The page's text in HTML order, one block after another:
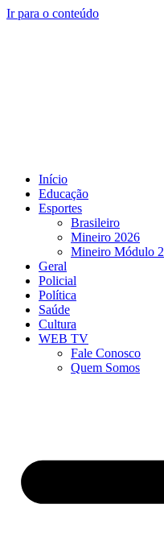
Ir para o conteúdo
Início
Educação
Esportes
Brasileiro
Mineiro 2026
Mineiro Módulo 2
Geral
Policial
Política
Saúde
Cultura
WEB TV
Fale Conosco
Quem Somos